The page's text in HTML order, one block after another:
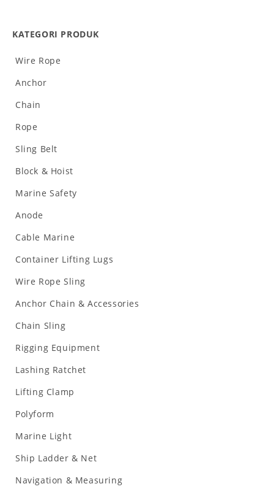
KATEGORI PRODUK
Wire Rope
Anchor
Chain
Rope
Sling Belt
Block & Hoist
Marine Safety
Anode
Cable Marine
Container Lifting Lugs
Wire Rope Sling
Anchor Chain & Accessories
Chain Sling
Rigging Equipment
Lashing Ratchet
Lifting Clamp
Polyform
Marine Light
Ship Ladder & Net
Navigation & Measuring